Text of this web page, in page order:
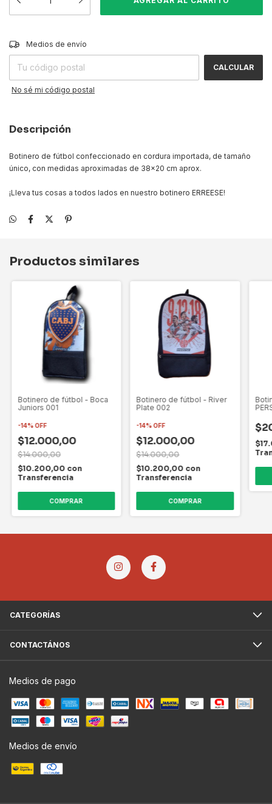
Entregas para el CP:
Medios de envío
CALCULAR
No sé mi código postal
Descripción
Botinero de fútbol confeccionado en cordura importada, de tamaño
único, con medidas aproximadas de 38x20 cm aprox.
¡Lleva tus cosas a todos lados en nuestro botinero ERREESE!
Productos similares
Botinero de fútbol - Boca
Juniors 001
-14%OFF
$12.000,00
$14.000,00
$10.200,00 con
Transferencia
Botinero de fútbol - River
Plate 002
-14%OFF
$12.000,00
$14.000,00
$10.200,00 con
Transferencia
CATEGORÍAS
CONTACTÁNOS
Medios de pago
Medios de envío